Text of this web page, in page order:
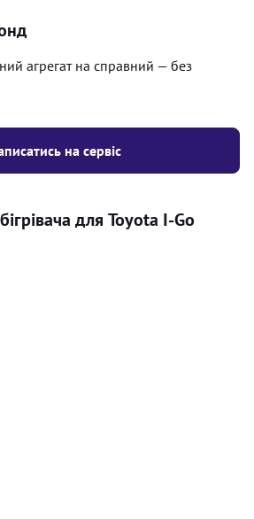
на сервіс
агрегат на справний — без
для Toyota I-Go